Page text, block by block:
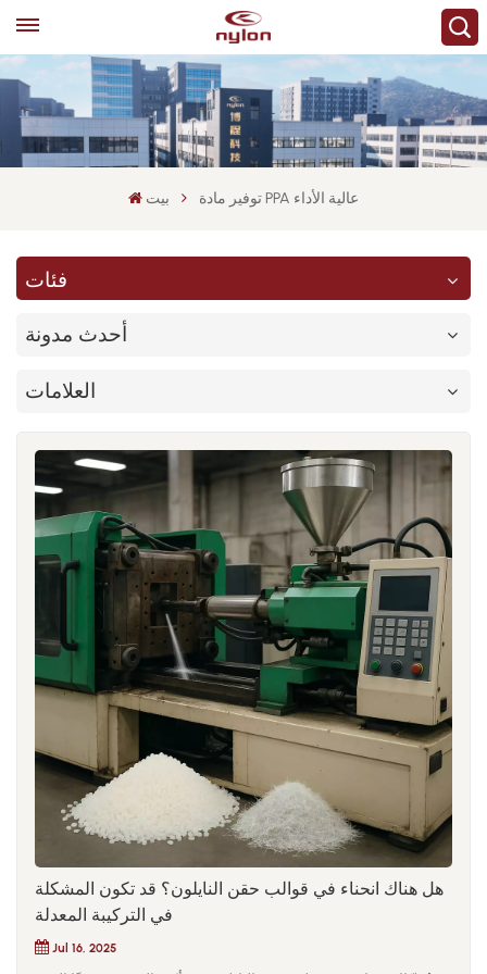
بيت توفير مادة PPA عالية الأداء
فئات
أحدث مدونة
العلامات
هل هناك انحناء في قوالب حقن النايلون؟ قد تكون المشكلة
في التركيبة المعدلة
Jul 16, 2025